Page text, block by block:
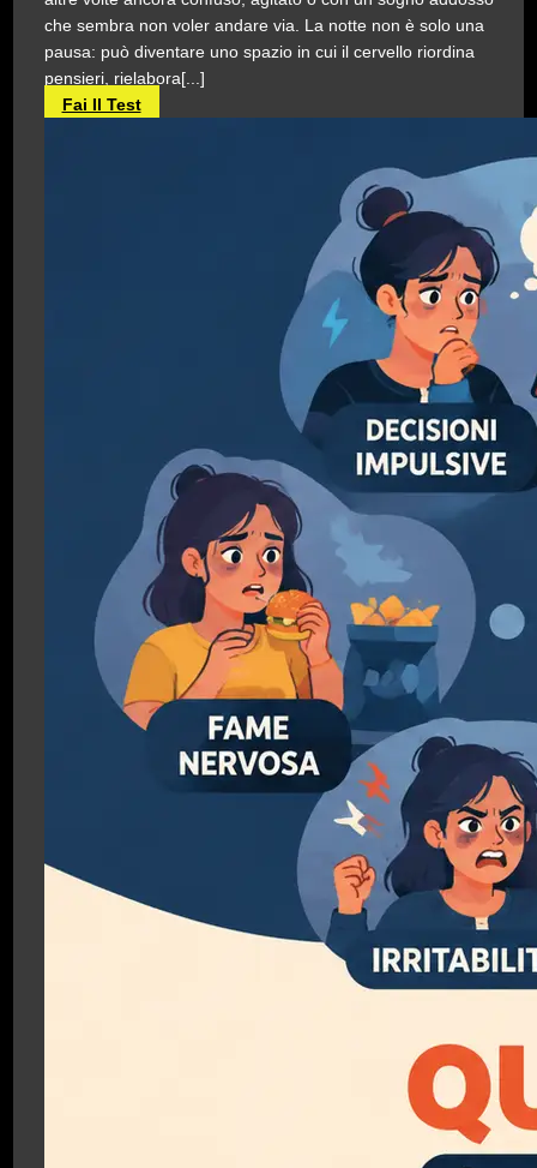
che sembra non voler andare via. La notte non è solo una
pausa: può diventare uno spazio in cui il cervello riordina
pensieri, rielabora[...]
Fai Il Test